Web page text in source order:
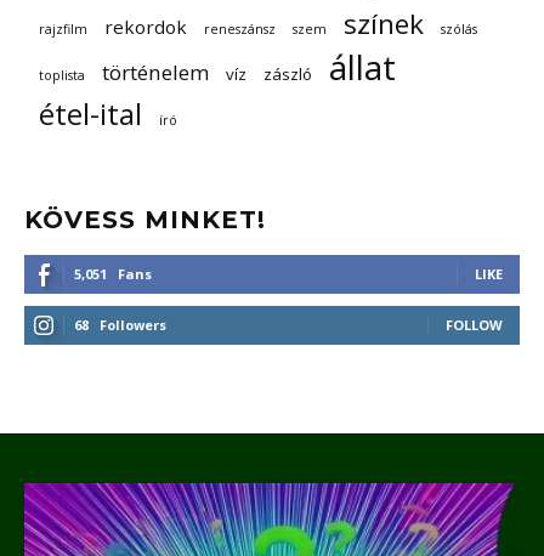
rajzfilm rekordok reneszánsz szem színek szólás
toplista történelem víz zászló állat
étel-ital író
KÖVESS MINKET!
5,051 Fans LIKE
68 Followers FOLLOW